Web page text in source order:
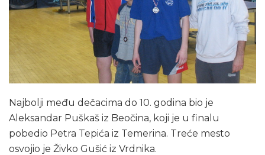
Najbolji među dečacima do 10. godina bio je
Aleksandar Puškaš iz Beočina, koji je u finalu
pobedio Petra Tepića iz Temerina. Treće mesto
osvojio je Živko Gušić iz Vrdnika.